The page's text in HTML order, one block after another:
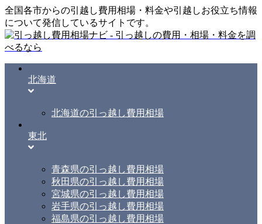
全国各市からの引越し費用相場・料金や引越しお役立ち情報
について発信しているサイトです。
北海道
北海道の引っ越し費用相場
東北
青森県の引っ越し費用相場
秋田県の引っ越し費用相場
宮城県の引っ越し費用相場
岩手県の引っ越し費用相場
福島県の引っ越し費用相場